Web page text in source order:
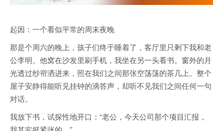
起因：一个看似平常的周末夜晚
那是个周六的晚上，孩子们终于睡着了，客厅里只剩下我和老
公李明。他窝在沙发里刷手机，我坐在另一头看书。窗外的月
光透过纱帘洒进来，照在我们之间那张空荡荡的茶几上。整个
屋子安静得能听见挂钟的滴答声，却听不见我们之间任何一句
对话。
我放下书，试探性地开口：“老公，今天公司那个项目汇报，